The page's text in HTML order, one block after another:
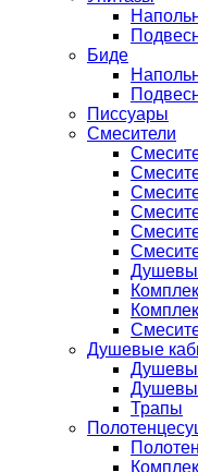
Биде
Писсуары
Смесители
Душевые
Трапы